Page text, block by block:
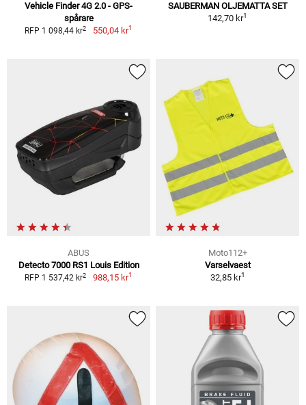
Vehicle Finder 4G 2.0 - GPS-
spårare
RFP 1 098,44 kr2 550,04 kr1
SAUBERMAN OLJEMATTA SET
142,70 kr1
ABUS
Detecto 7000 RS1 Louis Edition
RFP 1 537,42 kr2 988,15 kr1
Moto112+
Varselvaest
32,85 kr1